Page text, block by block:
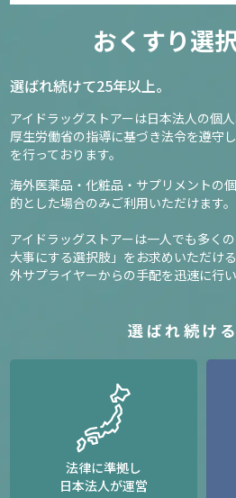
おくすり選
選ばれ続けて25年以上。
アイドラッグストアーは日本法人の個人
厚生労働省の指導に基づき法令を遵守し
を行っております。
海外医薬品・化粧品・サプリメントの個
的とした場合のみご利用いただけます。
アイドラッグストアーは一人でも多く
大事にする選択肢」をお求めいただける
外サプライヤーからの手配を迅速に行
選ばれ続け
法律に準拠し
日本法人が運営